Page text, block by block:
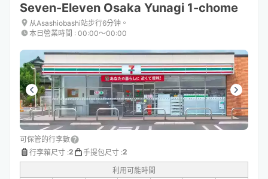
Seven-Eleven Osaka Yunagi 1-chome
从Asashiobashi站步行6分钟。
本日營業時間 : 00:00〜00:00
可保管的行李數
行李箱尺寸 :2 手提包尺寸 :2
利用可能時間